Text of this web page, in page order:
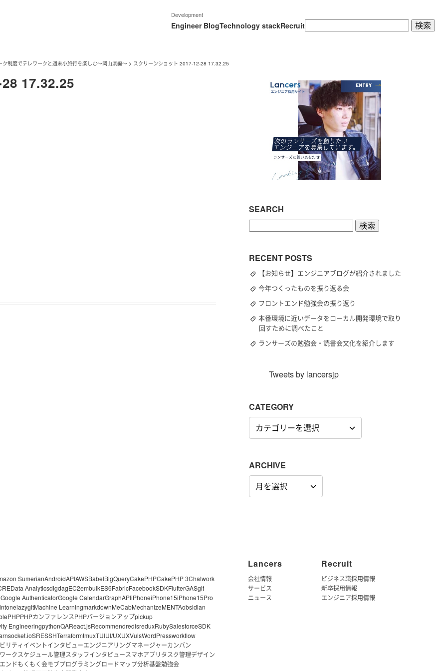
Development
Engineer BlogTechnology stackRecruit検
索:
ク制度でテレワークと週末小旅行を楽しむ〜岡山県編〜 > スクリーンショット 2017-12-28 17.32.25
17.32.25
SEARCH
RECENT POSTS
【お知らせ】エンジニアブログが紹介されました
今年つくったものを振り返る会
フロントエンド勉強会の振り返り
本番環境に近いデータをローカル開発環境で取り
回すために調べたこと
ランサーズの勉強会・読書会文化を紹介します
Tweets by lancersjp
CATEGORY
CATEGORY
ARCHIVE
ARCHIVE
SumerianAndroidAPIAWSBabelBigQueryCakePHPCakePHP 3Chatwork
Data AnalyticsdigdagEC2embulkES6FabricFacebookSDKFlutterGASgit
Google AuthenticatorGoogle CalendarGraphAPIiPhoneiPhone15iPhone15Pro
lazygitMachine LearningmarkdownMeCabMechanizeMENTAobsidian
PHPPHPカンファレンスPHPバージョンアップpickup
EngineeringpythonQAReact.jsRecommendredisreduxRubySalesforceSDK
socket.ioSRESSHTerraformtmuxTUIUI/UXUXVulsWordPressworkflow
リティ イベントインタビューエンジニアリングマネージャーカンバン
ークスケジュール管理スタッフインタビュースマホアプリタスク管理デザイン
ンドもくもく会モブプログラミングロードマップ分析基盤勉強会
Lancers
会社情報
サービス
ニュース
Recruit
ビジネス職採用情報
新卒採用情報
エンジニア採用情報